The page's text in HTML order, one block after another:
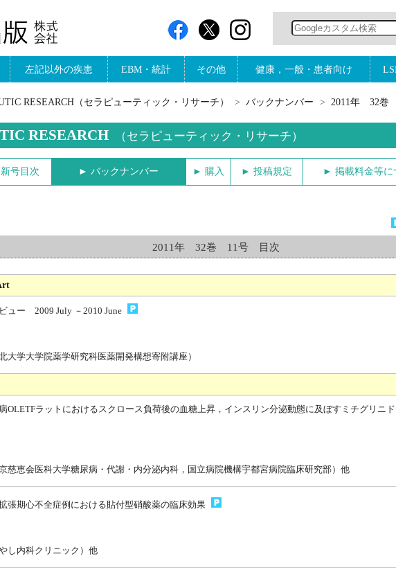
左記以外の疾患 EBM・統計 その他 健康，一般・患者向け
RESEARCH（セラピューティック・リサーチ） バックナンバー 2011年 32巻
RESEARCH （セラピューティック・リサーチ）
号目次 ► バックナンバー ► 購入 ► 投稿規定 ► 掲載料金等に
2011年 32巻 11号 目次
ュー 2009 July －2010 June
学大学院薬学研究科医薬開発構想寄附講座）
OLETFラットにおけるスクロース負荷後の血糖上昇，インスリン分泌動態に及ぼすミチグリニ
恵会医科大学糖尿病・代謝・内分泌内科，国立病院機構宇都宮病院臨床研究部）他
張期心不全症例における貼付型硝酸薬の臨床効果
し内科クリニック）他